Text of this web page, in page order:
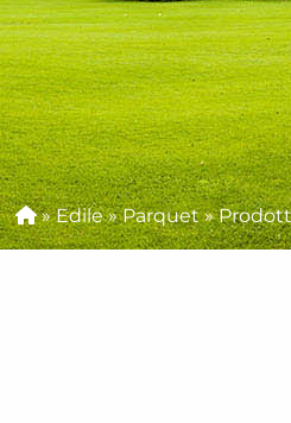
»Edile»Parquet»